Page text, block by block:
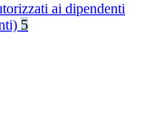
ai dipendenti
5